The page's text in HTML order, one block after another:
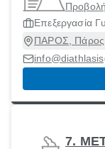
Προβολή
Επεξεργασία
ΠΑΡΟΣ,
7.